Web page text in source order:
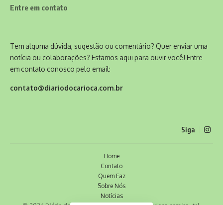
Entre em contato
Tem alguma dúvida, sugestão ou comentário? Quer enviar uma
notícia ou colaborações? Estamos aqui para ouvir você! Entre
em contato conosco pelo email:
contato@diariodocarioca.com.br
Siga
Home
Contato
Quem Faz
Sobre Nós
Notícias